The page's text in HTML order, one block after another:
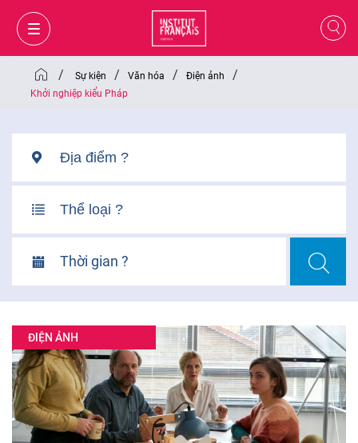
GIỎ HÀNG ĐĂNG NHẬP
VI
VI
FR
/ Sự kiện / Văn hóa / Điện ảnh /
Khởi nghiệp kiểu Pháp
Thời gian ?
ĐIỆN ẢNH